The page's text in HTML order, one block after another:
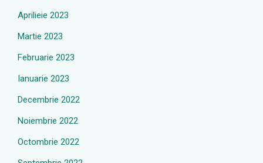
Aprilieie 2023
Martie 2023
Februarie 2023
Ianuarie 2023
Decembrie 2022
Noiembrie 2022
Octombrie 2022